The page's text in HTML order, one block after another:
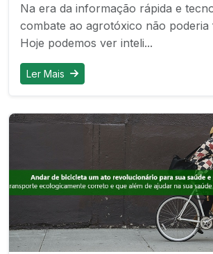
Na era da informação rápida e
combate ao agrotóxico não
Hoje podemos ver inteli...
Ler Mais